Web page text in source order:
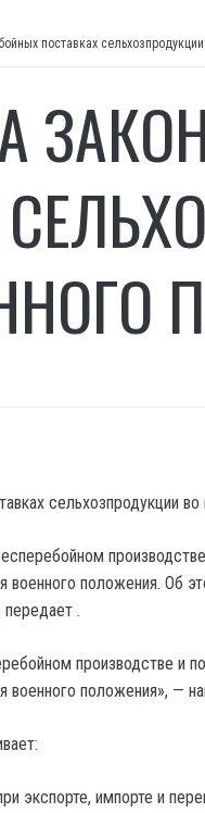
поставках
военного положения. Об
передает .
производстве и
военного положения», —
экспорте, импорте и